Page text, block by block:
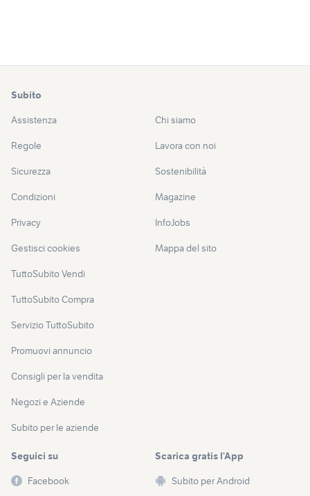
Subito
Assistenza
Regole
Sicurezza
Condizioni
Privacy
Gestisci cookies
TuttoSubito Vendi
TuttoSubito Compra
Servizio TuttoSubito
Promuovi annuncio
Consigli per la vendita
Negozi e Aziende
Subito per le aziende
Chi siamo
Lavora con noi
Sostenibilità
Magazine
InfoJobs
Mappa del sito
Seguici su
Facebook
Scarica gratis l’App
Subito per Android